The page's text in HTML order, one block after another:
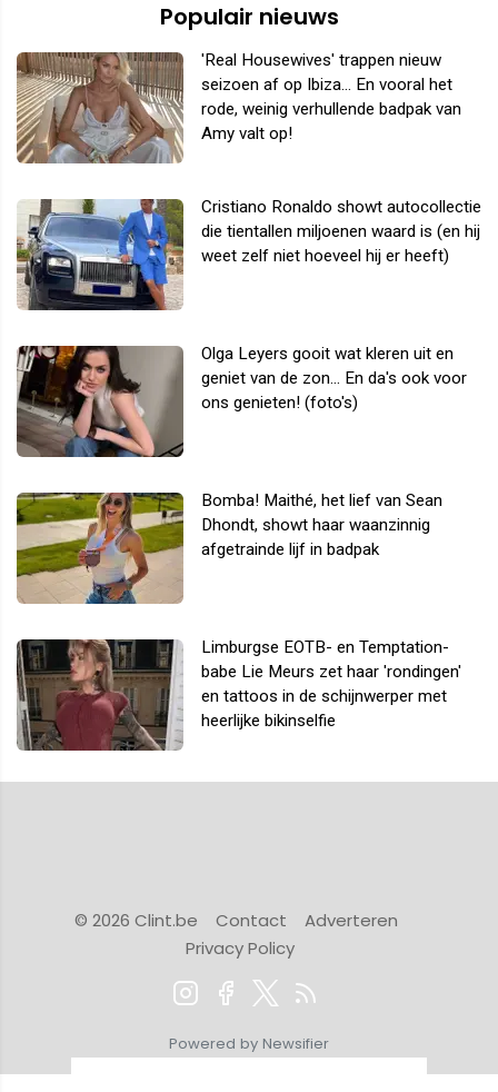
Populair nieuws
'Real Housewives' trappen nieuw
seizoen af op Ibiza... En vooral het
rode, weinig verhullende badpak van
Amy valt op!
Cristiano Ronaldo showt autocollectie
die tientallen miljoenen waard is (en hij
weet zelf niet hoeveel hij er heeft)
Olga Leyers gooit wat kleren uit en
geniet van de zon... En da's ook voor
ons genieten! (foto's)
Bomba! Maithé, het lief van Sean
Dhondt, showt haar waanzinnig
afgetrainde lijf in badpak
Limburgse EOTB- en Temptation-
babe Lie Meurs zet haar 'rondingen'
en tattoos in de schijnwerper met
heerlijke bikinselfie
© 2026 Clint.be Contact
Adverteren
Privacy Policy
Powered by Newsifier